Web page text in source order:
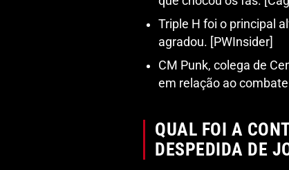
Triple H foi o principal
agradou. [PWInsider]
CM Punk, colega de
em relação ao
QUAL FOI A
DESPEDIDA DE